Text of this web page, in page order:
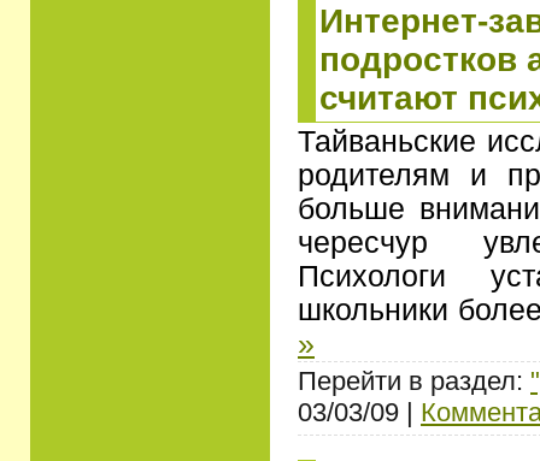
Интернет-
подростков
считают
Тайваньские
родителям и
больше
чересчур
Психологи
школьники
»
Перейти в раздел:
03/03/09 |